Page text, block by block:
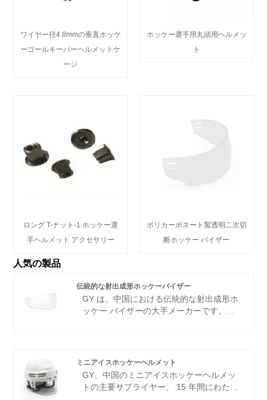
ワイヤー径4.8mmの垂直ホッケ
ーゴールキーパーヘルメットケ
ージ
ホッケー選手用丸頭用ヘルメッ
ト
ロング T-ナット-1 ホッケー選
手ヘルメット アクセサリー
ポリカーボネート製透明二次切
断ホッケー バイザー
人気の製品
伝統的な射出成形ホッケーバイザー
GY は、中国における伝統的な射出成形ホ
ッケー バイザーの大手メーカーです。こ
出成形ホッケーバイザーは、その比類のな
い価値、卓越した品質、最先端の技術、先
進的な機械で評判を得ています。世界中の
お客様からいただいた賞賛に、私たちは大
ミニアイスホッケーヘルメット
GY、中国のミニアイスホッケーヘルメッ
トの主要サプライヤー。 15 年間にわたる